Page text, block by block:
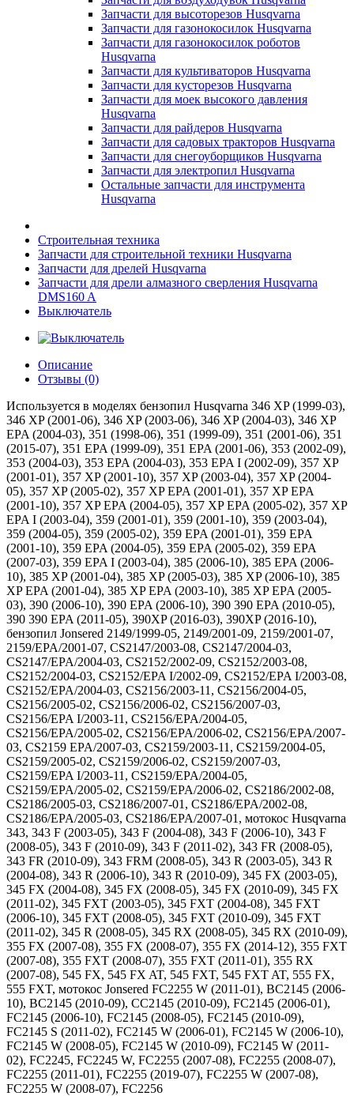
Запчасти для высоторезов Husqvarna
Запчасти для газонокосилок Husqvarna
Запчасти для газонокосилок роботов
Husqvarna
Запчасти для культиваторов Husqvarna
Запчасти для кусторезов Husqvarna
Запчасти для моек высокого давления
Husqvarna
Запчасти для райдеров Husqvarna
Запчасти для садовых тракторов Husqvarna
Запчасти для снегоуборщиков Husqvarna
Запчасти для электропил Husqvarna
Остальные запчасти для инструмента
Husqvarna
Строительная техника
Запчасти для строительной техники Husqvarna
Запчасти для дрелей Husqvarna
Запчасти для дрели алмазного сверления Husqvarna
DMS160 A
Выключатель
Описание
Отзывы (0)
Используется в моделях бензопил Husqvarna 346 XP (1999-03),
346 XP (2001-06), 346 XP (2003-06), 346 XP (2004-03), 346 XP
EPA (2004-03), 351 (1998-06), 351 (1999-09), 351 (2001-06), 351
(2015-07), 351 EPA (1999-09), 351 EPA (2001-06), 353 (2002-09),
353 (2004-03), 353 EPA (2004-03), 353 EPA I (2002-09), 357 XP
(2001-01), 357 XP (2001-10), 357 XP (2003-04), 357 XP (2004-
05), 357 XP (2005-02), 357 XP EPA (2001-01), 357 XP EPA
(2001-10), 357 XP EPA (2004-05), 357 XP EPA (2005-02), 357 XP
EPA I (2003-04), 359 (2001-01), 359 (2001-10), 359 (2003-04),
359 (2004-05), 359 (2005-02), 359 EPA (2001-01), 359 EPA
(2001-10), 359 EPA (2004-05), 359 EPA (2005-02), 359 EPA
(2007-03), 359 EPA I (2003-04), 385 (2006-10), 385 EPA (2006-
10), 385 XP (2001-04), 385 XP (2005-03), 385 XP (2006-10), 385
XP EPA (2001-04), 385 XP EPA (2003-10), 385 XP EPA (2005-
03), 390 (2006-10), 390 EPA (2006-10), 390 390 EPA (2010-05),
390 390 EPA (2011-05), 390XP (2016-03), 390XP (2016-10),
бензопил Jonsered 2149/1999-05, 2149/2001-09, 2159/2001-07,
2159/EPA/2001-07, CS2147/2003-08, CS2147/2004-03,
CS2147/EPA/2004-03, CS2152/2002-09, CS2152/2003-08,
CS2152/2004-03, CS2152/EPA I/2002-09, CS2152/EPA I/2003-08,
CS2152/EPA/2004-03, CS2156/2003-11, CS2156/2004-05,
CS2156/2005-02, CS2156/2006-02, CS2156/2007-03,
CS2156/EPA I/2003-11, CS2156/EPA/2004-05,
CS2156/EPA/2005-02, CS2156/EPA/2006-02, CS2156/EPA/2007-
03, CS2159 EPA/2007-03, CS2159/2003-11, CS2159/2004-05,
CS2159/2005-02, CS2159/2006-02, CS2159/2007-03,
CS2159/EPA I/2003-11, CS2159/EPA/2004-05,
CS2159/EPA/2005-02, CS2159/EPA/2006-02, CS2186/2002-08,
CS2186/2005-03, CS2186/2007-01, CS2186/EPA/2002-08,
CS2186/EPA/2005-03, CS2186/EPA/2007-01, мотокос Husqvarna
343, 343 F (2003-05), 343 F (2004-08), 343 F (2006-10), 343 F
(2008-05), 343 F (2010-09), 343 F (2011-02), 343 FR (2008-05),
343 FR (2010-09), 343 FRM (2008-05), 343 R (2003-05), 343 R
(2004-08), 343 R (2006-10), 343 R (2010-09), 345 FX (2003-05),
345 FX (2004-08), 345 FX (2008-05), 345 FX (2010-09), 345 FX
(2011-02), 345 FXT (2003-05), 345 FXT (2004-08), 345 FXT
(2006-10), 345 FXT (2008-05), 345 FXT (2010-09), 345 FXT
(2011-02), 345 R (2008-05), 345 RX (2008-05), 345 RX (2010-09),
355 FX (2007-08), 355 FX (2008-07), 355 FX (2014-12), 355 FXT
(2007-08), 355 FXT (2008-07), 355 FXT (2011-01), 355 RX
(2007-08), 545 FX, 545 FX AT, 545 FXT, 545 FXT AT, 555 FX,
555 FXT, мотокос Jonsered FC2255 W (2011-01), BC2145 (2006-
10), BC2145 (2010-09), CC2145 (2010-09), FC2145 (2006-01),
FC2145 (2006-10), FC2145 (2008-05), FC2145 (2010-09),
FC2145 S (2011-02), FC2145 W (2006-01), FC2145 W (2006-10),
FC2145 W (2008-05), FC2145 W (2010-09), FC2145 W (2011-
02), FC2245, FC2245 W, FC2255 (2007-08), FC2255 (2008-07),
FC2255 (2011-01), FC2255 (2019-07), FC2255 W (2007-08),
FC2255 W (2008-07), FC2256